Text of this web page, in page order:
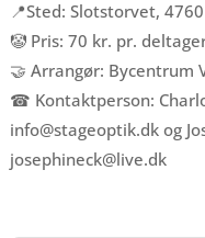
📍Sted: Slotstorvet,
🤡 Pris: 70 kr. pr.
🤝 Arrangør: Bycentrum
☎ Kontaktperson:
info@stageoptik.dk og
josephineck@live.dk